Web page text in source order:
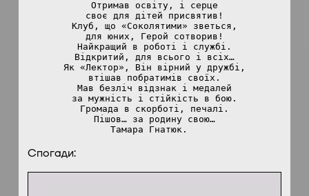
Отримав освіту, і серце
своє для дітей присвятив!
Клуб, що «Соколятими» зветься,
для юних, Герой сотворив!
Найкращий в роботі і службі.
Відкритий, для всього і всіх…
Як «Лектор», Він вірний у дружбі,
втішав побратимів своїх.
Мав безліч відзнак і медалей
за мужність і стійкість в бою.
Громада в скорботі, печалі.
Пішов… за родину свою…
Тамара Гнатюк.
Спогади: